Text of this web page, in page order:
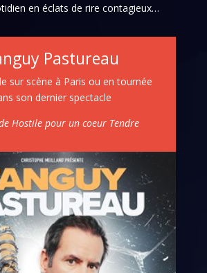
en éclats de rire contagieux…
Pastureau
sur scène à Paris ou en tournée
son dernier spectacle
Hostile pour un coeur Tendre